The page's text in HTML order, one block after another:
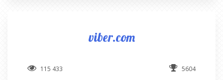
viber.com
115 433 5604